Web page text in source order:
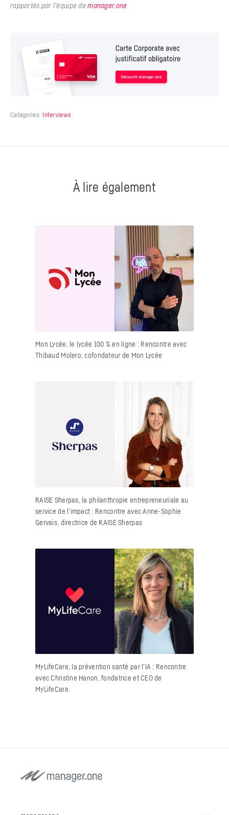
rapportés par l’équipe demanager.one
Catégories: Interviews
À lire également
Mon Lycée, le lycée 100 % en ligne : Rencontre avec
Thibaud Molero, cofondateur de Mon Lycée
RAISE Sherpas, la philanthropie entrepreneuriale au
service de l’impact : Rencontre avec Anne-Sophie
Gervais, directrice de RAISE Sherpas
MyLifeCare, la prévention santé par l’IA : Rencontre
avec Christine Hanon, fondatrice et CEO de
MyLifeCare.